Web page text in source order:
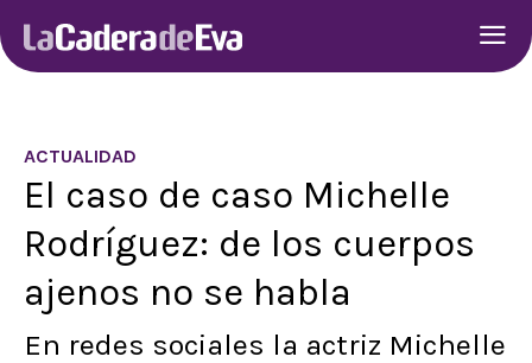
ACTUALIDAD
El caso de caso Michelle
Rodríguez: de los cuerpos
ajenos no se habla
En redes sociales la actriz Michelle